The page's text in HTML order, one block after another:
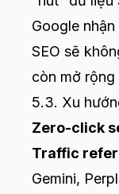
Google
SEO sẽ
còn mở rộng
5.3. Xu
Zero-click
Traffic
Gemini,